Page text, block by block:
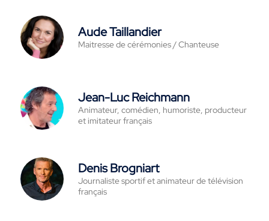
Aude Taillandier
Maitresse de cérémonies / Chanteuse
Jean-Luc Reichmann
Animateur, comédien, humoriste, producteur
et imitateur français
Denis Brogniart
Journaliste sportif et animateur de télévision
français